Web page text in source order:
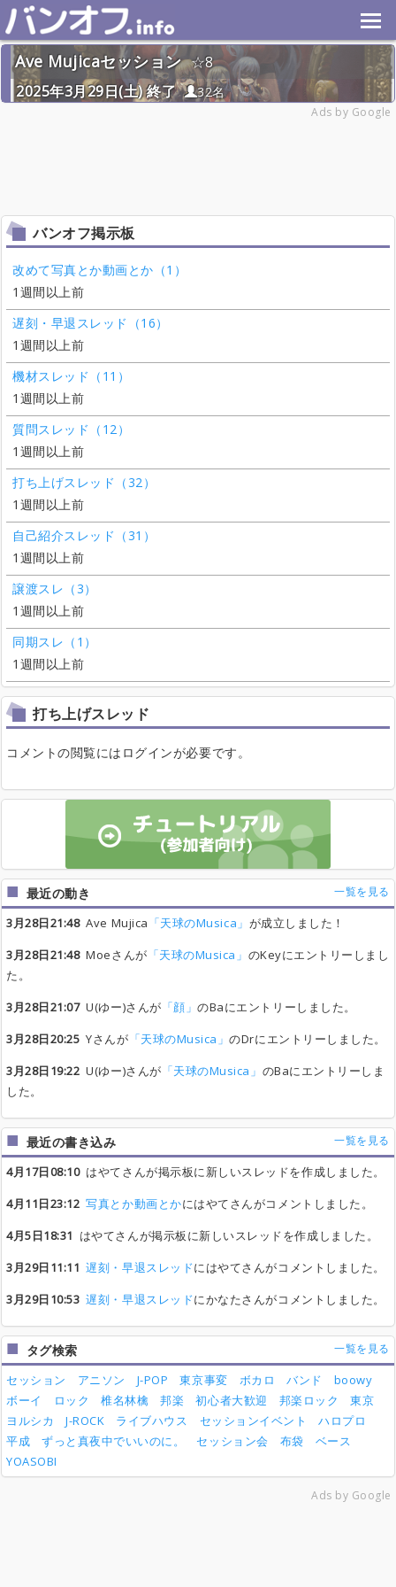
Ave Mujicaセッション
8
2025年3月29日(土) 終了
32名
Ads by Google
バンオフ掲示板
改めて写真とか動画とか（1）
1週間以上前
遅刻・早退スレッド（16）
1週間以上前
機材スレッド（11）
1週間以上前
質問スレッド（12）
1週間以上前
打ち上げスレッド（32）
1週間以上前
自己紹介スレッド（31）
1週間以上前
譲渡スレ（3）
1週間以上前
同期スレ（1）
1週間以上前
打ち上げスレッド
コメントの閲覧にはログインが必要です。
最近の動き 一覧を見る
3月28日21:48Ave Mujica 「天球のMusica」 が成立しました！
3月28日21:48Moeさんが 「天球のMusica」 のKeyにエントリーしまし
た。
3月28日21:07U(ゆー)さんが 「顔」のBaにエントリーしました。
3月28日20:25 Yさんが 「天球のMusica」のDrにエントリーしました。
3月28日19:22 U(ゆー)さんが 「天球のMusica」 のBaにエントリーしま
した。
最近の書き込み 一覧を見る
4月17日08:10はやてさんが掲示板に新しいスレッドを作成しました。
4月11日23:12 写真とか動画とかにはやてさんがコメントしました。
4月5日18:31 はやてさんが掲示板に新しいスレッドを作成しました。
3月29日11:11 遅刻・早退スレッドにはやてさんがコメントしました。
3月29日10:53 遅刻・早退スレッドにかなたさんがコメントしました。
タグ検索 一覧を見る
セッション アニソン J-POP 東京事変 ボカロ バンド
boowy
ボーイ
ロック 椎名林檎 邦楽 初心者大歓迎 邦楽ロック
東京
ヨルシカ
J-ROCK ライブハウス セッションイベント
ハロプロ
平成
ずっと真夜中でいいのに。 セッション会 布袋
ベース
YOASOBI
Ads by Google